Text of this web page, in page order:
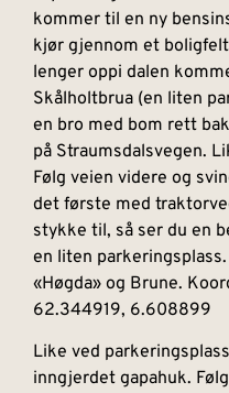
kommer til en ny
kjør gjennom et
lenger oppi dalen
Skålholtbrua (en liten
en bro med bom rett
på Straumsdalsvegen.
Følg veien videre og
det første med
stykke til, så ser du en
en liten
«Høgda» og Brune.
62.344919, 6.608899
Like ved
inngjerdet gapahuk.